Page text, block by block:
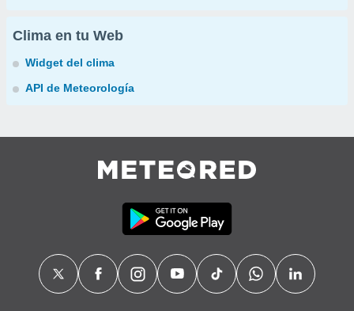
Clima en tu Web
Widget del clima
API de Meteorología